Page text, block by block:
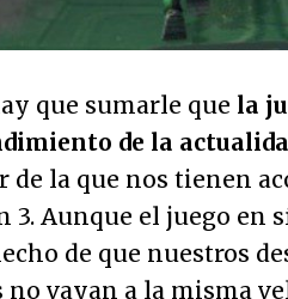
que sumarle que la
de la
de la que nos tienen
3. Aunque el juego en
de que nuestros
no vayan a la misma